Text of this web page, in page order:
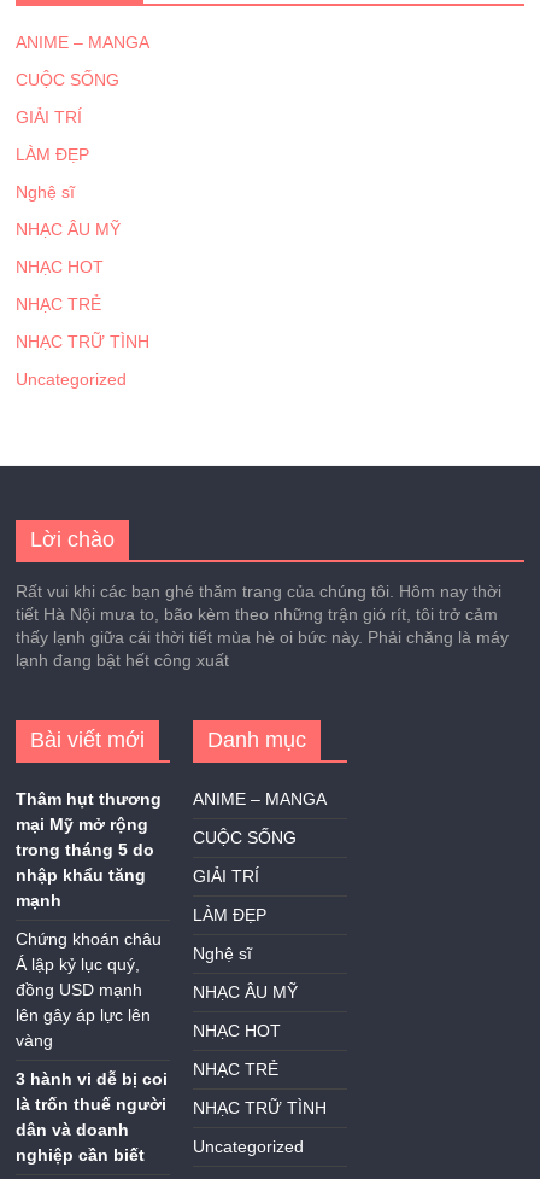
ANIME – MANGA
CUỘC SỐNG
GIẢI TRÍ
LÀM ĐẸP
Nghệ sĩ
NHẠC ÂU MỸ
NHẠC HOT
NHẠC TRẺ
NHẠC TRỮ TÌNH
Uncategorized
Lời chào
Rất vui khi các bạn ghé thăm trang của chúng tôi. Hôm nay thời
tiết Hà Nội mưa to, bão kèm theo những trận gió rít, tôi trở cảm
thấy lạnh giữa cái thời tiết mùa hè oi bức này. Phải chăng là máy
lạnh đang bật hết công xuất
Bài viết mới
Thâm hụt thương
mại Mỹ mở rộng
trong tháng 5 do
nhập khẩu tăng
mạnh
Chứng khoán châu
Á lập kỷ lục quý,
đồng USD mạnh
lên gây áp lực lên
vàng
3 hành vi dễ bị coi
là trốn thuế người
dân và doanh
nghiệp cần biết
Danh mục
ANIME – MANGA
CUỘC SỐNG
GIẢI TRÍ
LÀM ĐẸP
Nghệ sĩ
NHẠC ÂU MỸ
NHẠC HOT
NHẠC TRẺ
NHẠC TRỮ TÌNH
Uncategorized